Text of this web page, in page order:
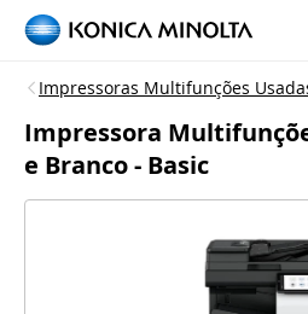
Impressoras Multifunções
Impressora
e Branco - Basic